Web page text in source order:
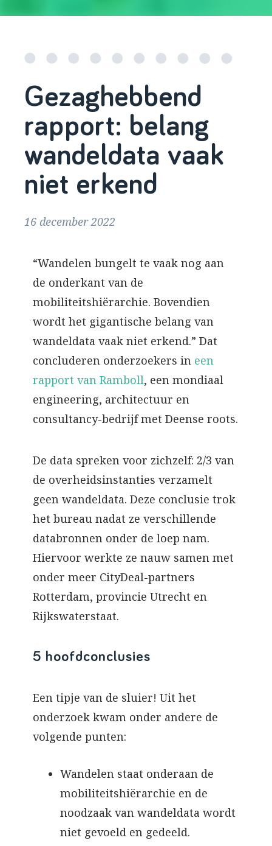
Gezaghebbend
rapport: belang
wandeldata vaak
niet erkend
16 december 2022
“Wandelen bungelt te vaak nog aan
de onderkant van de
mobiliteitshiërarchie. Bovendien
wordt het gigantische belang van
wandeldata vaak niet erkend.” Dat
concluderen onderzoekers in een
rapport van Ramboll, een mondiaal
engineering, architectuur en
consultancy-bedrijf met Deense roots.
De data spreken voor zichzelf: 2/3 van
de overheidsinstanties verzamelt
geen wandeldata. Deze conclusie trok
het bureau nadat ze verschillende
databronnen onder de loep nam.
Hiervoor werkte ze nauw samen met
onder meer CityDeal-partners
Rotterdam, provincie Utrecht en
Rijkswaterstaat.
5 hoofdconclusies
Een tipje van de sluier! Uit het
onderzoek kwam onder andere de
volgende punten:
Wandelen staat onderaan de
mobiliteitshiërarchie en de
noodzaak van wandeldata wordt
niet gevoeld en gedeeld.